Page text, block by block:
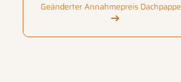
Geänderter Annahmepreis Dachpappe